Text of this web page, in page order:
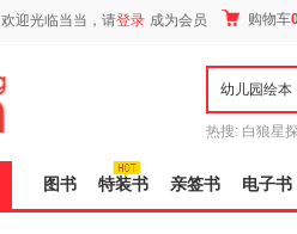
欢迎光临当当，请登录 成为会员 购物车
热搜: 白狼星
图书 特装书 亲签书 电子书